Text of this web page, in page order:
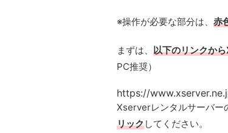
※操作が必要な部分は、 赤
まずは、 以下のリンクか
PC推奨）
https://
Xserverレンタルサーバー
リックしてください。